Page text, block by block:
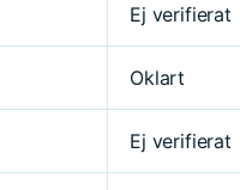
Ej verifierat
Oklart
Ej verifierat